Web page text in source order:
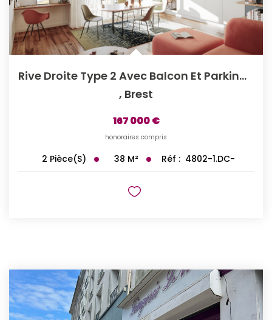
Rive Droite Type 2 Avec Balcon Et Parking Privé
, Brest
167 000 €
honoraires compris
2 Pièce(s) 38 M² Réf : 4802-1.DC-